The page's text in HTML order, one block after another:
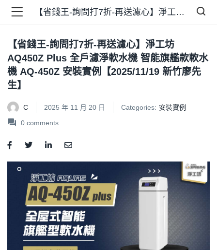
)
)
)
王 )
【省錢王-詢問打7折-再送濾心】淨工坊 AQ450Z Plus 全戶濾淨軟水機 智能旗艦款軟水機 AQ-450Z 安裝實例【2025/11/19 新竹廖先生】
【省錢王-詢問打7折-再送濾心】淨工坊
AQ450Z Plus 全戶濾淨軟水機 智能旗艦款軟水
機 AQ-450Z 安裝實例【2025/11/19 新竹廖先
生】
C 2025 年 11 月 20 日 Categories: 安裝實例
0 comments